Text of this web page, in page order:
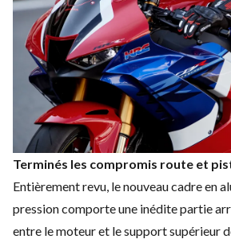
Terminés les compromis route et
Entièrement revu, le nouveau cadre en
pression comporte une inédite partie
entre le moteur et le support supérieur